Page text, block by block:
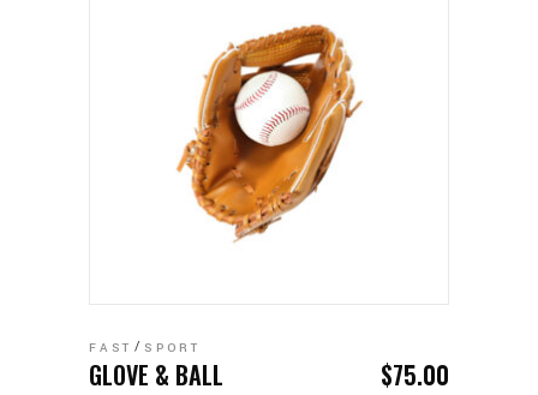
FAST SPORT
GLOVE & BALL $75.00